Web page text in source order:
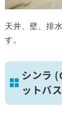
天井、壁、排
す。
シンラ
ットバ